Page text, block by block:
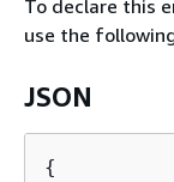
To declare this
use the
JSON
{